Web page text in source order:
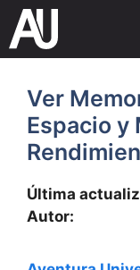
Saltar
contenido
Ver
Espacio y
Última
Autor: